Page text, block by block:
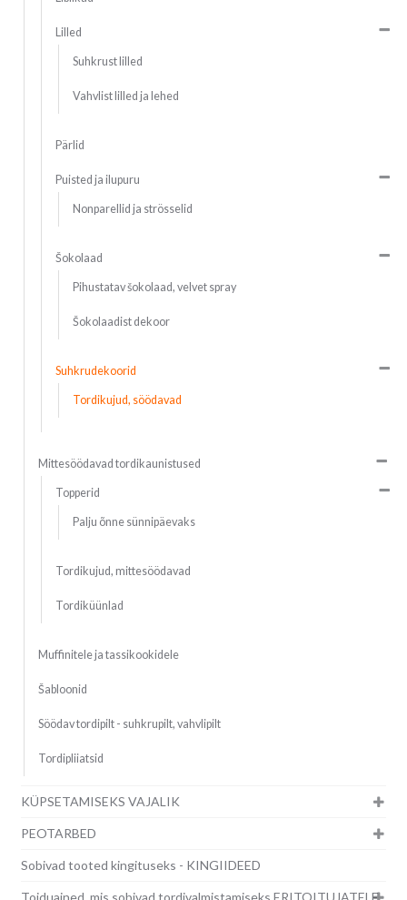
Lilled
Suhkrust lilled
Vahvlist lilled ja lehed
Pärlid
Puisted ja ilupuru
Nonparellid ja strösselid
Šokolaad
Pihustatav šokolaad, velvet spray
Šokolaadist dekoor
Suhkrudekoorid
Tordikujud, söödavad
Mittesöödavad tordikaunistused
Topperid
Palju õnne sünnipäevaks
Tordikujud, mittesöödavad
Tordiküünlad
Muffinitele ja tassikookidele
Šabloonid
Söödav tordipilt - suhkrupilt, vahvlipilt
Tordipliiatsid
KÜPSETAMISEKS VAJALIK
PEOTARBED
Sobivad tooted kingituseks - KINGIIDEED